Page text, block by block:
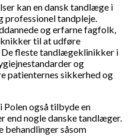
kan en dansk tandlæge i
professionel tandpleje.
og erfarne fagfolk,
til at udføre
fleste tandlægeklinikker i
og
patienternes sikkerhed og
Polen også tilbyde en
end nogle danske tandlæger.
behandlinger såsom